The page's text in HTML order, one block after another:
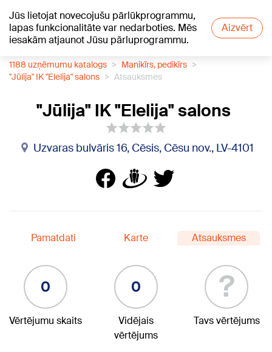
Jūs lietojat novecojušu pārlūkprogrammu,
lapas funkcionalitāte var nedarboties. Mēs
iesakām atjaunot Jūsu pārluprogrammu.
Aizvērt
+16°C
1188 uzņēmumu katalogs
Manikīrs, pedikīrs
"Jūlija" IK "Elelija" salons
Atsauksmes
"Jūlija" IK "Elelija" salons
Uzvaras bulvāris 16, Cēsis, Cēsu nov., LV-4101
Pamatdati Karte Atsauksmes
0
Vērtējumu skaits
0
Vidējais
vērtējums
?
Tavs vērtējums